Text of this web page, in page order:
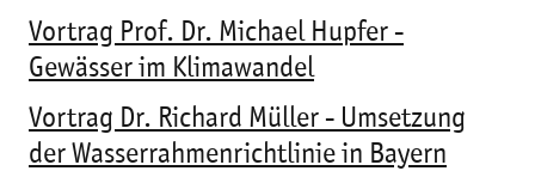
Vortrag Prof. Dr. Michael Hupfer -
Gewässer im Klimawandel
Vortrag Dr. Richard Müller - Umsetzung
der Wasserrahmenrichtlinie in Bayern